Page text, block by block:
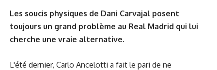
Les soucis physiques de Dani Carvajal posent
toujours un grand problème au Real Madrid qui lui
cherche une vraie alternative.
L'été dernier, Carlo Ancelotti a fait le pari de ne